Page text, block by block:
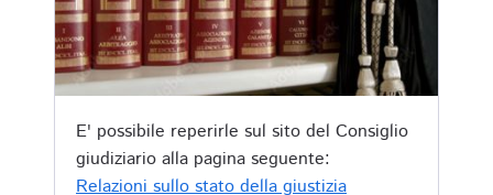
E' possibile reperirle sul sito del Consiglio
giudiziario alla pagina seguente:
Relazioni sullo stato della giustizia